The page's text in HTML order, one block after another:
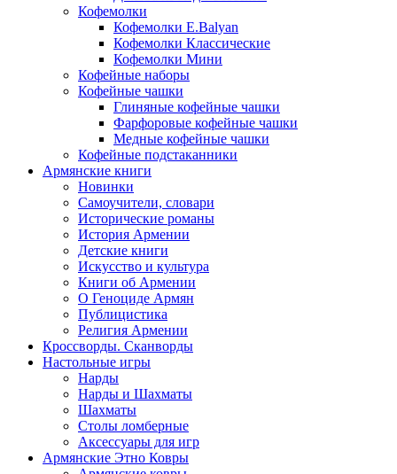
Кофемолки
Кофемолки E.Balyan
Кофемолки Классические
Кофемолки Мини
Кофейные наборы
Кофейные чашки
Глиняные кофейные чашки
Фарфоровые кофейные чашки
Медные кофейные чашки
Кофейные подстаканники
Армянские книги
Новинки
Самоучители, словари
Исторические романы
История Армении
Детские книги
Иcкусство и культура
Книги об Армении
О Геноциде Армян
Публицистика
Религия Армении
Кроссворды. Сканворды
Настольные игры
Нарды
Нарды и Шахматы
Шахматы
Столы ломберные
Аксессуары для игр
Армянские Этно Ковры